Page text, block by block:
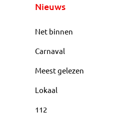
Nieuws
Net binnen
Carnaval
Meest gelezen
Lokaal
112